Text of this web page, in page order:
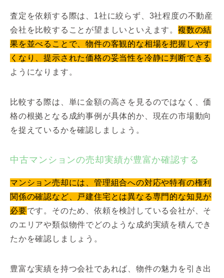
査定を依頼する際は、1社に絞らず、3社程度の不動産
会社を比較することが望ましいといえます。 複数の結
果を並べることで、物件の客観的な相場を把握しやす
くなり、提示された価格の妥当性を冷静に判断できる
ようになります。
比較する際は、単に金額の高さを見るのではなく、価
格の根拠となる成約事例が具体的か、現在の市場動向
を捉えているかを確認しましょう。
中古マンションの売却実績が豊富か確認する
マンション売却には、管理組合への対応や特有の権利
関係の確認など、戸建住宅とは異なる専門的な知見が
必要です。そのため、依頼を検討している会社が、そ
のエリアや類似物件でどのような成約実績を積んでき
たかを確認しましょう。
豊富な実績を持つ会社であれば、物件の魅力を引き出